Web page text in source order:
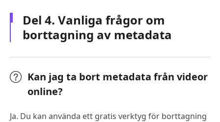
Del 4. Vanliga frågor om
borttagning av metadata
Kan jag ta bort metadata från videor
online?
Ja. Du kan använda ett gratis verktyg för borttagning